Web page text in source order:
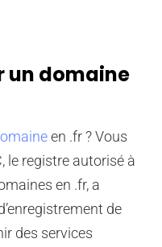
un domaine
en .fr ? Vous
le registre autorisé à
en .fr, a
de
des services